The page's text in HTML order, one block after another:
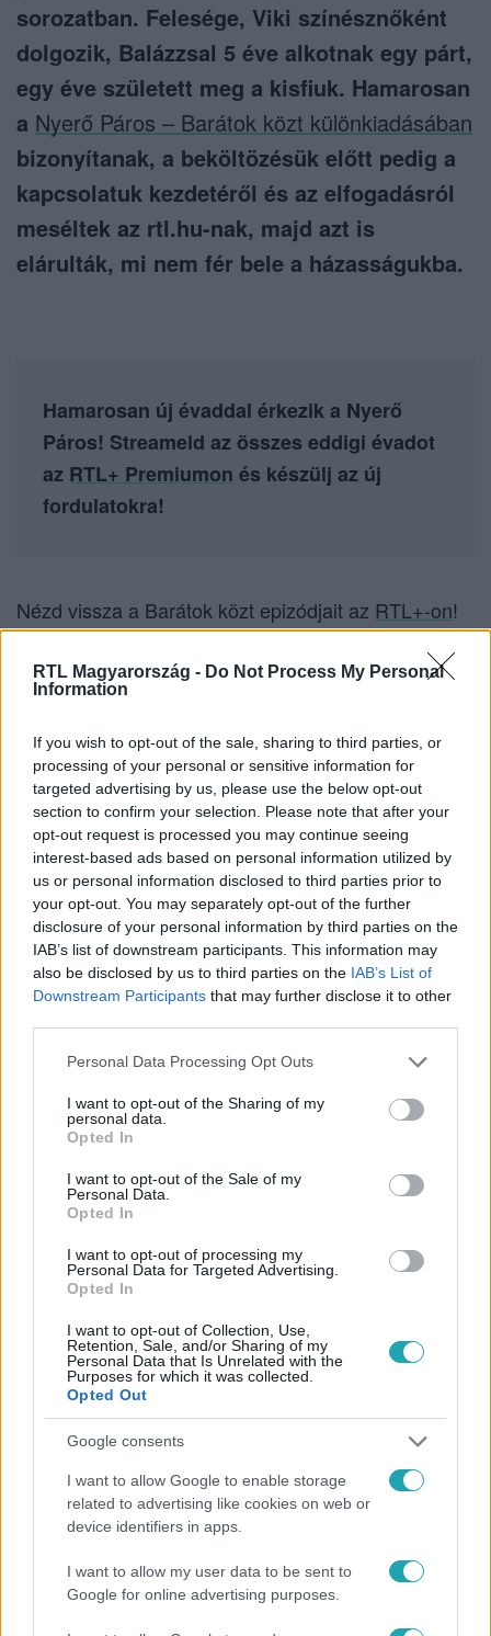
RTL Magyarország - Do Not Process My Personal
Information
If you wish to opt-out of the sale, sharing to third parties, or
processing of your personal or sensitive information for
targeted advertising by us, please use the below opt-out
section to confirm your selection. Please note that after your
opt-out request is processed you may continue seeing
interest-based ads based on personal information utilized by
us or personal information disclosed to third parties prior to
your opt-out. You may separately opt-out of the further
disclosure of your personal information by third parties on the
IAB’s list of downstream participants. This information may
also be disclosed by us to third parties on the IAB’s List of
Downstream Participants that may further disclose it to other
Please note that this website/app uses one or more Google
not limited to your visit or usage behaviour. You may click to
grant or deny consent to Google and its third-party tags to
use your data for below specified purposes in below Google
consent section.
Personal Data Processing Opt Outs
I want to opt-out of the Sharing of my
personal data.
Opted In
I want to opt-out of the Sale of my
Personal Data.
Opted In
I want to opt-out of processing my
Personal Data for Targeted Advertising.
Opted In
I want to opt-out of Collection, Use,
Retention, Sale, and/or Sharing of my
Personal Data that Is Unrelated with the
Purposes for which it was collected.
Opted Out
Google consents
I want to allow Google to enable storage
related to advertising like cookies on web or
device identifiers in apps.
I want to allow my user data to be sent to
Google for online advertising purposes.
sorozatban. Felesége, Viki színésznőként
dolgozik, Balázzsal 5 éve alkotnak egy párt,
egy éve született meg a kisfiuk. Hamarosan
a Nyerő Páros – Barátok közt különkiadásában
bizonyítanak, a beköltözésük előtt pedig a
kapcsolatuk kezdetéről és az elfogadásról
meséltek az rtl.hu-nak, majd azt is
elárulták, mi nem fér bele a házasságukba.
Hamarosan új évaddal érkezik a Nyerő
Páros! Streameld az összes eddigi évadot
az RTL+ Premiumon és készülj az új
fordulatokra!
Nézd vissza a Barátok közt epizódjait az RTL+-on!
Itt állítsd be, hogy az RTL.hu az elsők között
Kövess minket, és értesülj a friss hírekről a
Facebookon is!
KISS PÉTER BALÁZS #KULCSÁR VIKTÓRIA
NYERŐ PÁROS- BARÁTOK KÖZT KÜLÖNKIADÁS